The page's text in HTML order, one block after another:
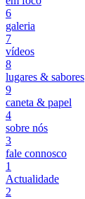
6
galeria
7
vídeos
8
lugares & sabores
9
caneta & papel
4
sobre nós
3
fale connosco
1
Actualidade
2